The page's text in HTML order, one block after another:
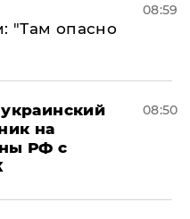
"Там опасно
08:59
на
РФ с
08:50